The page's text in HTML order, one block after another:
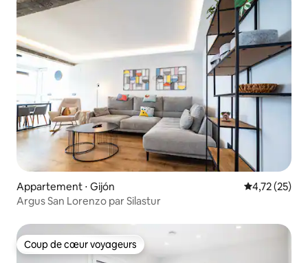
Appartement ⋅ Gijón Évaluation
4,72 (25)
Argus San Lorenzo par Silastur
Coup de cœur voyageurs
Coup de cœur voyageurs